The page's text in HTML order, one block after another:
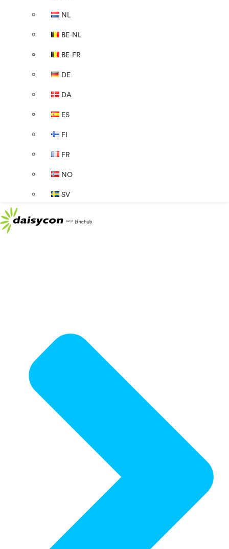
NL
BE-NL
BE-FR
DE
DA
ES
FI
FR
NO
SV